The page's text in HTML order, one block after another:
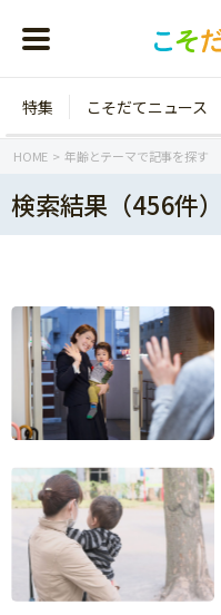
0歳
2歳
年中
小学3年生
小学5年生
特集
こそだてニュース
イベント
ニュース
そだち＆まなび
ワーク・ドリル
幼稚園・保育園
こそだて生活
住まい
こそだてマンガ
特集 こそだてニュース
HOME 年齢とテーマで記事を探す
検索結果（456件）